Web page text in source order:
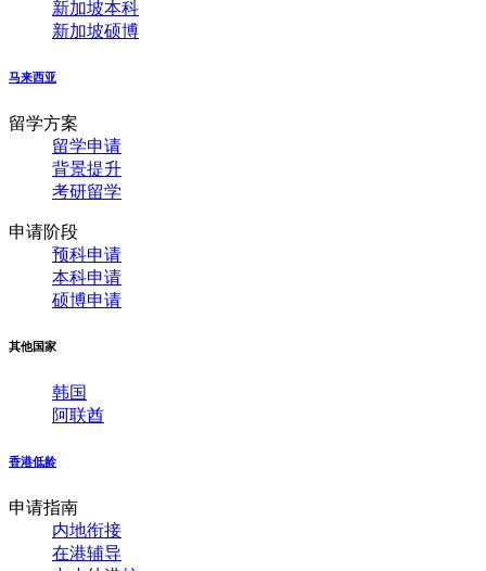
新加坡本科
新加坡硕博
马来西亚
留学方案
留学申请
背景提升
考研留学
申请阶段
预科申请
本科申请
硕博申请
其他国家
韩国
阿联酋
香港低龄
申请指南
内地衔接
在港辅导